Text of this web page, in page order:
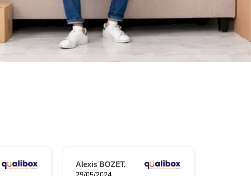
Alexis BOZET.